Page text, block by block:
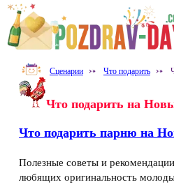
Сценарии ⤐ Что подарить ⤐
Что подарить на
Что подарить парню на
Полезные советы и
любящих оригинальность